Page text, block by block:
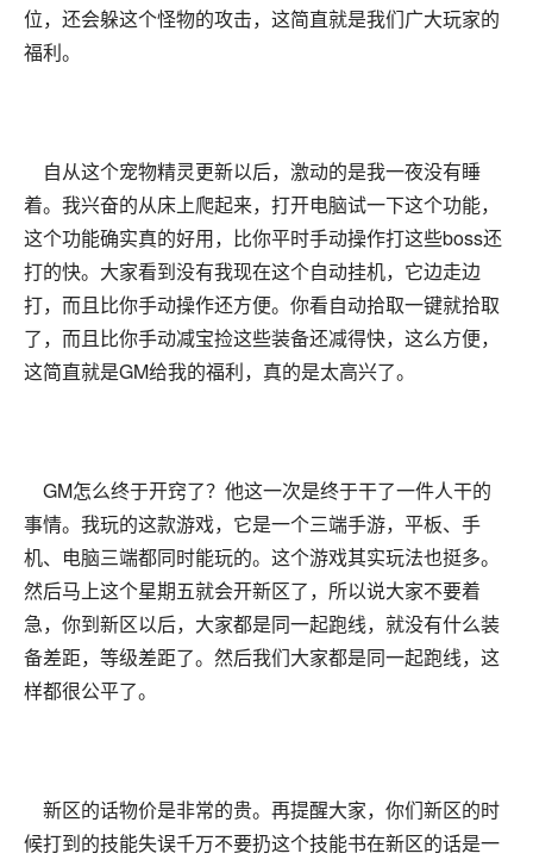
位，还会躲这个怪物的攻击，这简直就是我们广大玩家的
福利。
自从这个宠物精灵更新以后，激动的是我一夜没有睡
着。我兴奋的从床上爬起来，打开电脑试一下这个功能，
这个功能确实真的好用，比你平时手动操作打这些boss还
打的快。大家看到没有我现在这个自动挂机，它边走边
打，而且比你手动操作还方便。你看自动拾取一键就拾取
了，而且比你手动减宝捡这些装备还减得快，这么方便，
这简直就是GM给我的福利，真的是太高兴了。
GM怎么终于开窍了？他这一次是终于干了一件人干的
事情。我玩的这款游戏，它是一个三端手游，平板、手
机、电脑三端都同时能玩的。这个游戏其实玩法也挺多。
然后马上这个星期五就会开新区了，所以说大家不要着
急，你到新区以后，大家都是同一起跑线，就没有什么装
备差距，等级差距了。然后我们大家都是同一起跑线，这
样都很公平了。
新区的话物价是非常的贵。再提醒大家，你们新区的时
候打到的技能失误千万不要扔这个技能书在新区的话是一